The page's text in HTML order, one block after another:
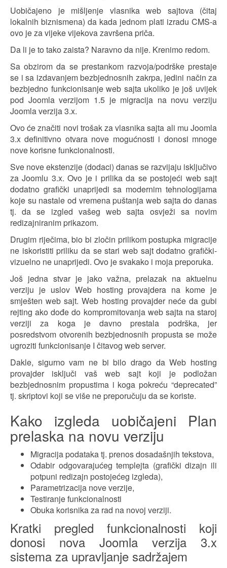
Uobičajeno je mišljenje vlasnika web sajtova (čitaj
lokalnih biznismena) da kada jednom plati izradu CMS-a
ovo je za vijeke vijekova završena priča.
Da li je to tako zaista? Naravno da nije. Krenimo redom.
Sa obzirom da se prestankom razvoja/podrške prestaje
se i sa izdavanjem bezbjednosnih zakrpa, jedini način za
bezbjedno funkcionisanje web sajta ukoliko je još uvijek
pod Joomla verzijom 1.5 je migracija na novu verziju
Joomla verzija 3.x.
Ovo će značiti novi trošak za vlasnika sajta ali mu Joomla
3.x definitivno otvara nove mogućnosti i donosi mnoge
nove korisne funkcionalnosti.
Sve nove ekstenzije (dodaci) danas se razvijaju isključivo
za Joomlu 3.x. Ovo je i prilika da se postojeći web sajt
dodatno grafički unaprijedi sa modernim tehnologijama
koje su nastale od vremena puštanja web sajta do danas
tj. da se izgled vašeg web sajta osvježi sa novim
redizajniranim prikazom.
Drugim riječima, bio bi zločin prilikom postupka migracije
ne iskoristiti priliku da se stari web sajt dodatno grafički-
vizuelno ne unaprijedi. Ovo je svakako i moja preporuka.
Još jedna stvar je jako važna, prelazak na aktuelnu
verziju je uslov Web hosting provajdera na kome je
smješten web sajt. Web hosting provajder neće da gubi
rejting ako dođe do kompromitovanja web sajta na staroj
verziji za koga je davno prestala podrška, jer
posredstvom otvorenih bezbjednosnih propusta se može
ugroziti funkcionisanje I čitavog web server.
Dakle, sigurno vam ne bi bilo drago da Web hosting
provajder isključi vaš web sajt koji je podložan
bezbjednosnim propustima i koga pokreću “deprecated”
tj. skriptovi koji se više ne preporučuju da se koriste.
Kako izgleda uobičajeni Plan
prelaska na novu verziju
Migracija podataka tj. prenos dosadašnjih tekstova,
Odabir odgovarajućeg templejta (grafički dizajn ili
potpuni redizajn postojećeg izgleda),
Parametrizacija nove verzije,
Testiranje funkcionalnosti
Obuka korisnika za rad na novoj verziji.
Kratki pregled funkcionalnosti koji
donosi nova Joomla verzija 3.x
sistema za upravljanje sadržajem